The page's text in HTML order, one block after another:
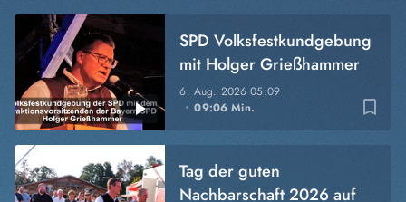
bookmark_border
6. Aug. 202605:09
09:06 Min.
SPD Volksfestkundgebung
mit Holger Grießhammer
Tag der guten
Nachbarschaft 2026 auf